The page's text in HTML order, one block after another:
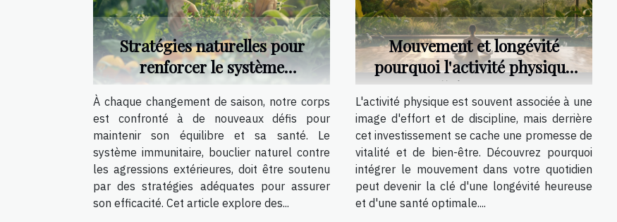
Stratégies naturelles pour
renforcer le système
immunitaire face aux
changements de saison
À chaque changement de saison, notre corps
est confronté à de nouveaux défis pour
maintenir son équilibre et sa santé. Le
système immunitaire, bouclier naturel contre
les agressions extérieures, doit être soutenu
par des stratégies adéquates pour assurer
son efficacité. Cet article explore des...
Mouvement et longévité
pourquoi l'activité physique
est votre alliée pour une vie en
santé
L'activité physique est souvent associée à une
image d'effort et de discipline, mais derrière
cet investissement se cache une promesse de
vitalité et de bien-être. Découvrez pourquoi
intégrer le mouvement dans votre quotidien
peut devenir la clé d'une longévité heureuse
et d'une santé optimale....